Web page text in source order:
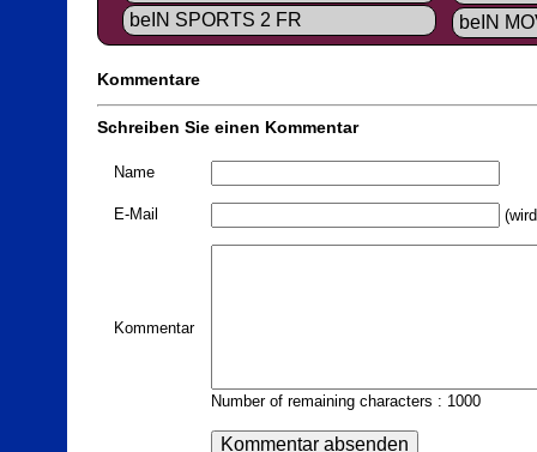
beIN SPORTS 2 FR
beIN
Kommentare
Schreiben Sie einen Kommentar
Name
E-Mail
Kommentar
Number of remaining characters : 1000